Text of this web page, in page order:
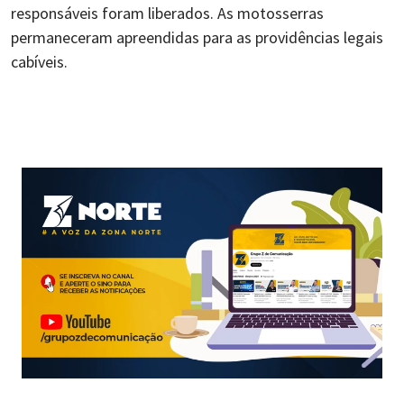
responsáveis foram liberados. As motosserras
permaneceram apreendidas para as providências legais
cabíveis.